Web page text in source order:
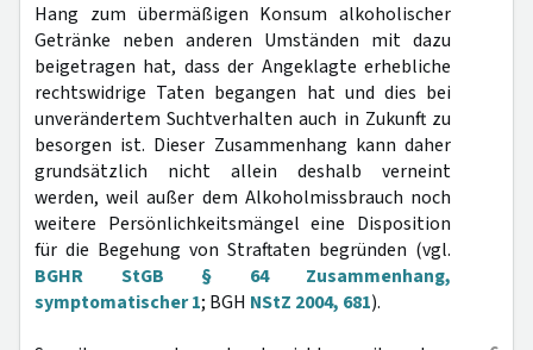
Hang zum übermäßigen Konsum alkoholischer
Getränke neben anderen Umständen mit dazu
beigetragen hat, dass der Angeklagte erhebliche
rechtswidrige Taten begangen hat und dies bei
unverändertem Suchtverhalten auch in Zukunft zu
besorgen ist. Dieser Zusammenhang kann daher
grundsätzlich nicht allein deshalb verneint
werden, weil außer dem Alkoholmissbrauch noch
weitere Persönlichkeitsmängel eine Disposition
für die Begehung von Straftaten begründen (vgl.
BGHR StGB § 64 Zusammenhang,
symptomatischer 1; BGH NStZ 2004, 681).